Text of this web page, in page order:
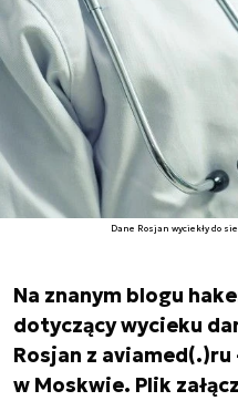
Dane Rosjan wyciekły do
Na znanym blogu
dotyczący wycieku
Rosjan z
w Moskwie. Plik